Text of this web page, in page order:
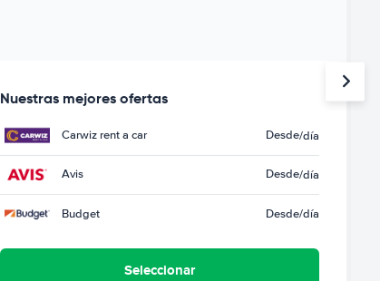
Nuestras mejores ofertas
Carwiz rent a car Desde/día
Avis Desde/día
Budget Desde/día
Seleccionar